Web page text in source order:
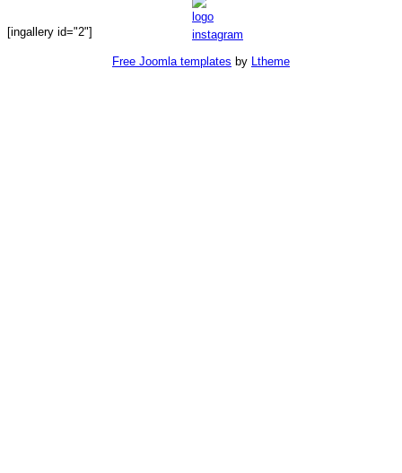
[ingallery id="2"]
Free Joomla templates by Ltheme